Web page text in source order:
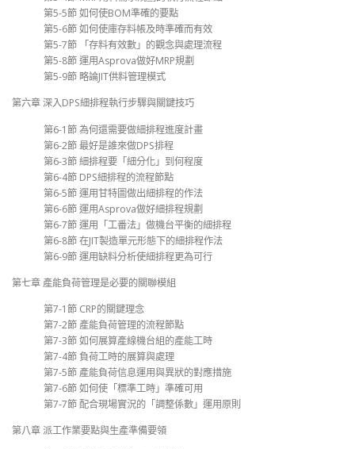
第5-5節 如何使BOM準確的要點
第5-6節 如何使庫存料帳及時準確而有效
第5-7節 「存料有效數」的觀念與處理流程
第5-8節 運用Asprova做好MRP規劃
第5-9節 略論JIT供料管理模式
第六章 深入DPS細排程執行步驟與關鍵技巧
第6-1節 為何還需要做細排程進度計畫
第6-2節 最好是誰來做DPS排程
第6-3節 細排程要「細分化」到何程度
第6-4節 DPS細排程的流程節點
第6-5節 運用甘特圖做出細排程的作法
第6-6節 運用Asprova做好細排程規劃
第6-7節 運用「工番法」做機台平衡的細排程
第6-8節 在JIT製造單元形態下的細排程作法
第6-9節 運用缺料分析使細排程更為可行
第七章 產能負荷管理是必要的關聯模組
第7-1節 CRP的關鍵理念
第7-2節 產能負荷管理的流程節點
第7-3節 如何展算產線機台組的產能工時
第7-4節 負荷工時的展算與處理
第7-5節 產能負荷信息運用與異狀的對應措施
第7-6節 如何使「標準工時」準確可用
第7-7節 配合現場實況的「調整係數」運用原則
第八章 派工作業要點與生產準備要領